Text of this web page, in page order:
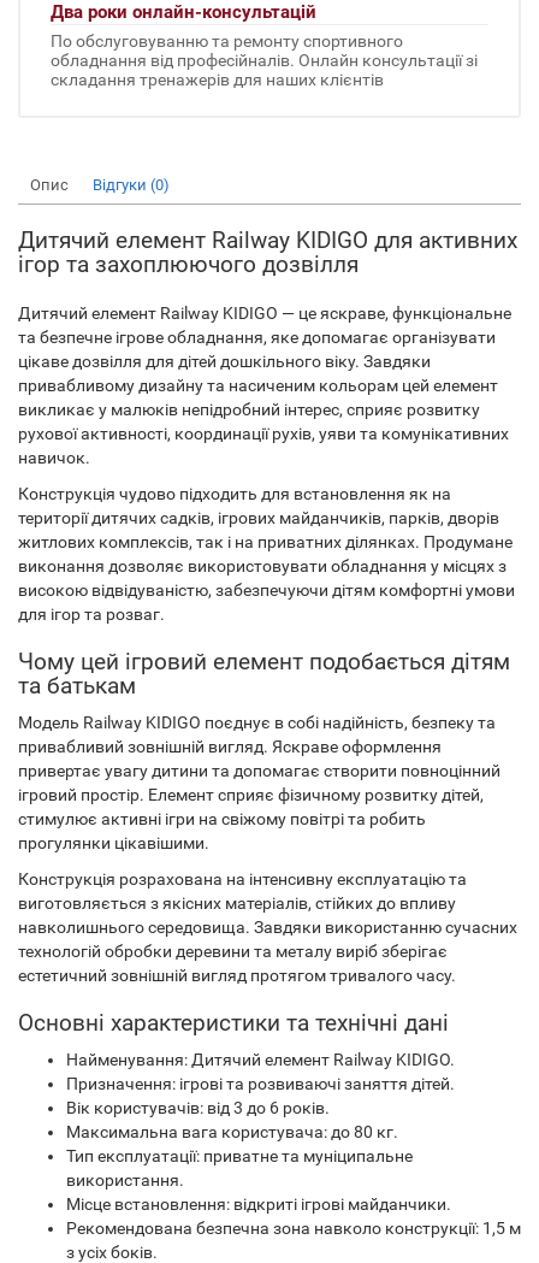
Два роки онлайн-консультацій
По обслуговуванню та ремонту спортивного
обладнання від професійналів. Онлайн консультації зі
складання тренажерів для наших клієнтів
Опис Відгуки (0)
Дитячий елемент Railway KIDIGO для активних
ігор та захоплюючого дозвілля
Дитячий елемент Railway KIDIGO — це яскраве, функціональне
та безпечне ігрове обладнання, яке допомагає організувати
цікаве дозвілля для дітей дошкільного віку. Завдяки
привабливому дизайну та насиченим кольорам цей елемент
викликає у малюків непідробний інтерес, сприяє розвитку
рухової активності, координації рухів, уяви та комунікативних
навичок.
Конструкція чудово підходить для встановлення як на
території дитячих садків, ігрових майданчиків, парків, дворів
житлових комплексів, так і на приватних ділянках. Продумане
виконання дозволяє використовувати обладнання у місцях з
високою відвідуваністю, забезпечуючи дітям комфортні умови
для ігор та розваг.
Чому цей ігровий елемент подобається дітям
та батькам
Модель Railway KIDIGO поєднує в собі надійність, безпеку та
привабливий зовнішній вигляд. Яскраве оформлення
привертає увагу дитини та допомагає створити повноцінний
ігровий простір. Елемент сприяє фізичному розвитку дітей,
стимулює активні ігри на свіжому повітрі та робить
прогулянки цікавішими.
Конструкція розрахована на інтенсивну експлуатацію та
виготовляється з якісних матеріалів, стійких до впливу
навколишнього середовища. Завдяки використанню сучасних
технологій обробки деревини та металу виріб зберігає
естетичний зовнішній вигляд протягом тривалого часу.
Основні характеристики та технічні дані
Найменування: Дитячий елемент Railway KIDIGO.
Призначення: ігрові та розвиваючі заняття дітей.
Вік користувачів: від 3 до 6 років.
Максимальна вага користувача: до 80 кг.
Тип експлуатації: приватне та муніципальне
використання.
Місце встановлення: відкриті ігрові майданчики.
Рекомендована безпечна зона навколо конструкції: 1,5 м
з усіх боків.